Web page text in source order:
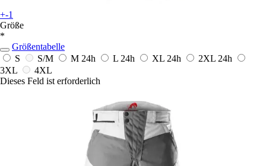
+-1
Größe
*
Größentabelle
S
S/M M 24h L 24h XL 24h 2XL 24h
3XL
4XL
Dieses Feld ist erforderlich